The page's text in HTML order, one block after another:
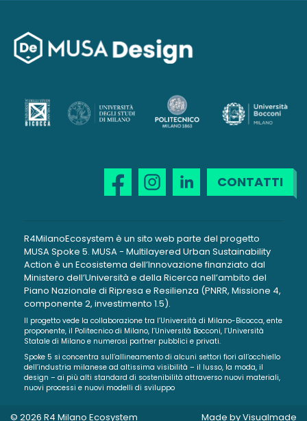
CONTATTI
R4MilanoEcosystem è un sito web parte del progetto
MUSA Spoke 5. MUSA - Multilayered Urban Sustainability
Action è un Ecosistema dell’Innovazione finanziato dal
Ministero dell’Università e della Ricerca nell’ambito del
Piano Nazionale di Ripresa e Resilienza (PNRR, Missione 4,
componente 2, investimento 1.5).
Il progetto vede la collaborazione tra l’Università di Milano-Bicocca, ente
proponente, il Politecnico di Milano, l’Università Bocconi, l’Università
Statale di Milano e numerosi partner pubblici e privati.
Spoke 5 si concentra sull’allineamento di alcuni settori fiori all’occhiello
dell’industria milanese ad altissima visibilità – il lusso, la moda, il
design – ai più alti standard di sostenibilità attraverso nuovi materiali,
nuovi processi e nuovi modelli di sviluppo
© 2026 R4 Milano Ecosystem Made byVisualmade